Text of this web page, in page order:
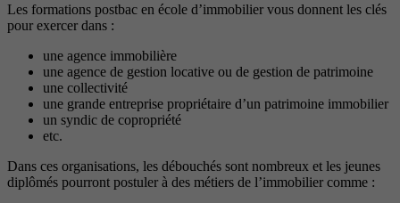
Les formations postbac en école d’immobilier vous donnent les clés
pour exercer dans :
une agence immobilière
une agence de gestion locative ou de gestion de patrimoine
une collectivité
une grande entreprise propriétaire d’un patrimoine immobilier
un syndic de copropriété
etc.
Dans ces organisations, les débouchés sont nombreux et les jeunes
diplômés pourront postuler à des métiers de l’immobilier comme :